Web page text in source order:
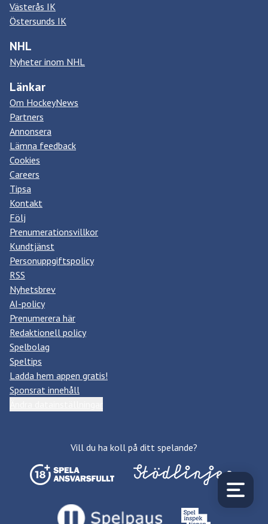
Västerås IK
Östersunds IK
NHL
Nyheter inom NHL
Länkar
Om HockeyNews
Partners
Annonsera
Lämna feedback
Cookies
Careers
Tipsa
Kontakt
Följ
Prenumerationsvillkor
Kundtjänst
Personuppgiftspolicy
RSS
Nyhetsbrev
AI-policy
Prenumerera här
Redaktionell policy
Spelbolag
Speltips
Ladda hem appen gratis!
Sponsrat innehåll
Vill du ha koll på ditt spelande?